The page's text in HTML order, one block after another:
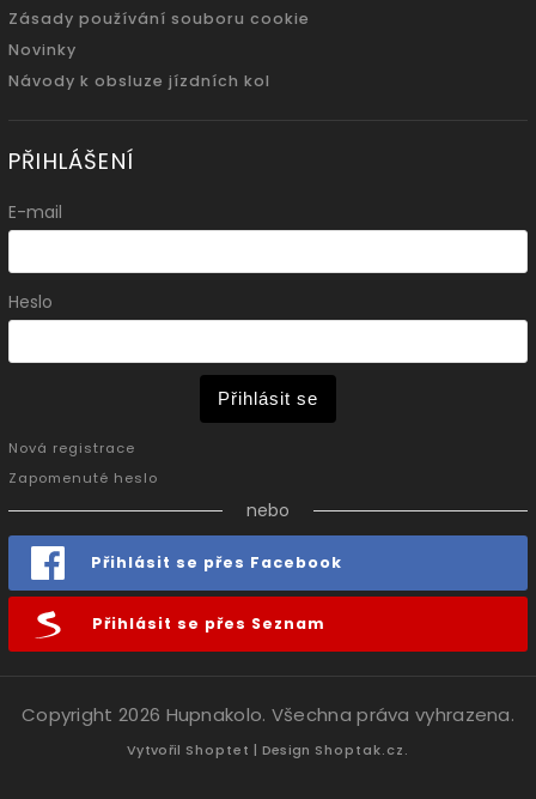
Zásady používání souboru cookie
Novinky
Návody k obsluze jízdních kol
PŘIHLÁŠENÍ
E-mail
Heslo
Přihlásit se
Nová registrace
Zapomenuté heslo
nebo
Přihlásit se přes Facebook
Přihlásit se přes Seznam
Copyright 2026 Hupnakolo. Všechna práva vyhrazena.
Vytvořil Shoptet | Design Shoptak.cz.